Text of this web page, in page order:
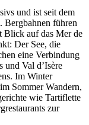
und ist seit dem
Bergbahnen führen
Blick auf das Mer de
Der See, die
eine Verbindung
und Val d’Isère
Im Winter
Sommer Wandern,
wie Tartiflette
zur